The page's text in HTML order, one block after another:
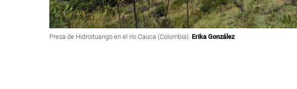
Presa de Hidroituango en el río Cauca (Colombia). Erika González